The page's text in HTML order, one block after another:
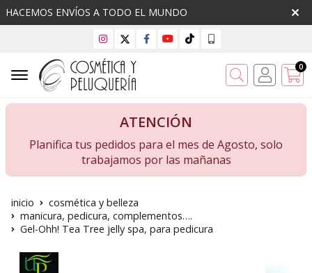
HACEMOS ENVÍOS A TODO EL MUNDO
Buscar 0
ATENCIÓN
Planifica tus pedidos para el mes de Agosto, solo
trabajamos por las mañanas
inicio
cosmética y belleza
manicura, pedicura, complementos….
Gel-Ohh! Tea Tree jelly spa, para pedicura